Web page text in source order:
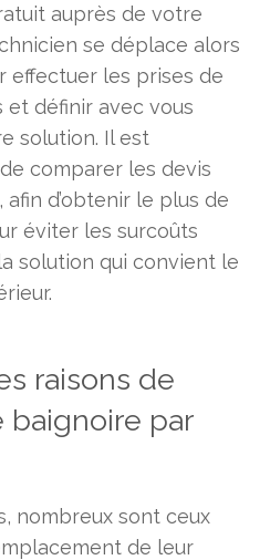
auprès de votre
se déplace alors
effectuer les prises de
et définir avec vous
solution. Il est
comparer les devis
d’obtenir le plus de
éviter les surcoûts
solution qui convient le
raisons de
baignoire par
nombreux sont ceux
de leur